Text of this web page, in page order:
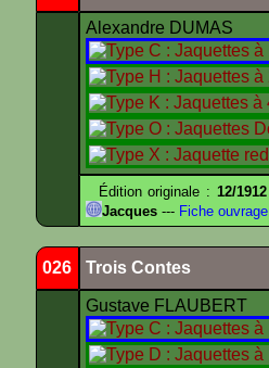
Alexandre DUMAS
Édition originale :12/1912
Jacques --- Fiche ouvrage
026 Trois Contes
Gustave FLAUBERT